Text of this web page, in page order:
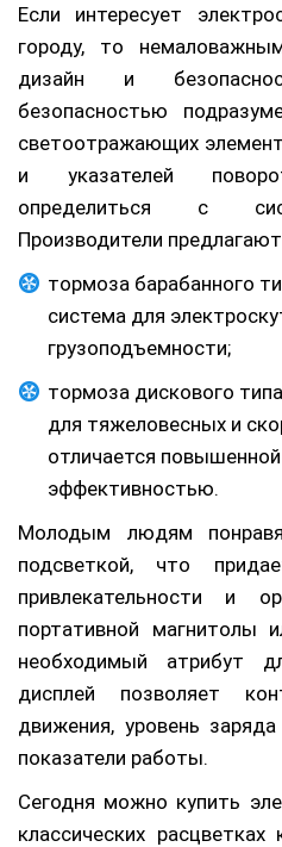
Если интересует
городу, то
дизайн и
безопасностью
светоотражающих
и указателей
определиться с
Производители
тормоза барабанного
система для
грузоподъемности;
тормоза дискового
для тяжеловесных и
отличается
эффективностью.
Молодым людям
подсветкой, что
привлекательности и
портативной магнитолы
необходимый атрибут
дисплей позволяет
движения, уровень
показатели работы.
Сегодня можно купить
классических